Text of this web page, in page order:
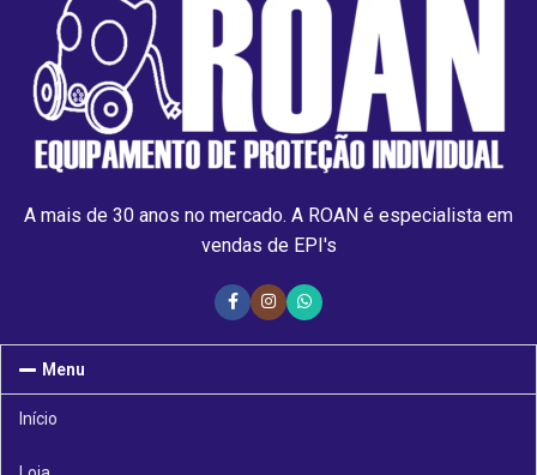
A mais de 30 anos no mercado. A ROAN é especialista em
vendas de EPI's
Menu
Início